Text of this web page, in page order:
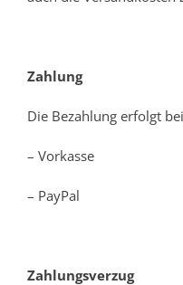
Zahlung
Die Bezahlung erfolgt
– Vorkasse
– PayPal
Zahlungsverzug